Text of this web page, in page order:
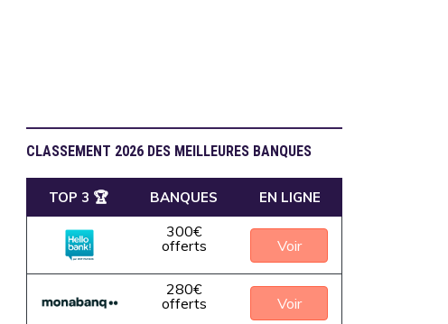
CLASSEMENT 2026 DES MEILLEURES BANQUES
TOP 3 🏆 BANQUES EN LIGNE
300€
offerts
Voir
280€
offerts
Voir